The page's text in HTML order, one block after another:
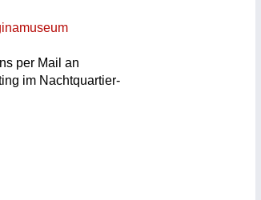
per Mail an
im Nachtquartier-